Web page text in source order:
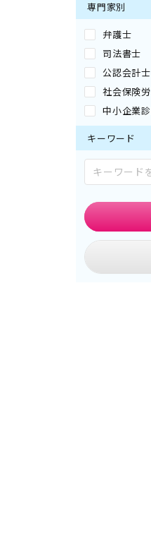
専門家別
弁護士
司法書士
公認会計士
社会保険
中小企業
キーワード